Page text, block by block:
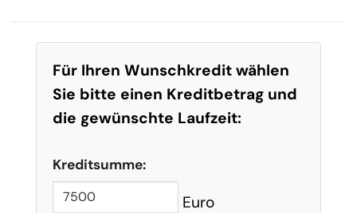
Für Ihren Wunschkredit wählen
Sie bitte einen Kreditbetrag und
die gewünschte Laufzeit:
Kreditsumme:
Euro